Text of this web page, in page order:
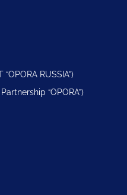
RUSSIA”)
“OPORA”)